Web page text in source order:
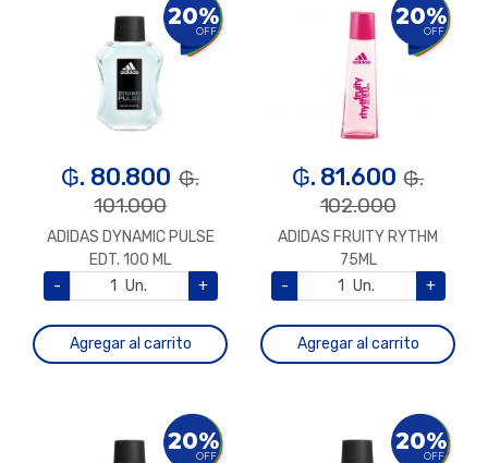
20%
OFF
₲. 80.800 ₲.
101.000
ADIDAS DYNAMIC PULSE
EDT. 100 ML
-
Un. +
Agregar al carrito
20%
OFF
₲. 81.600 ₲.
102.000
ADIDAS FRUITY RYTHM
75ML
-
Un. +
Agregar al carrito
20%
OFF
20%
OFF